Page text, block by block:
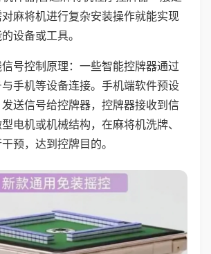
麻将机进行复杂安装操作就能实现
设备或工具。
号控制原理：一些智能控牌器通过
手机等设备连接。手机端软件预设
送信号给控牌器，控牌器接收到信
电机或机械结构，在麻将机洗牌、
预，达到控牌目的。